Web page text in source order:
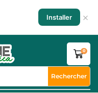
Rechercher
0
Installer ×